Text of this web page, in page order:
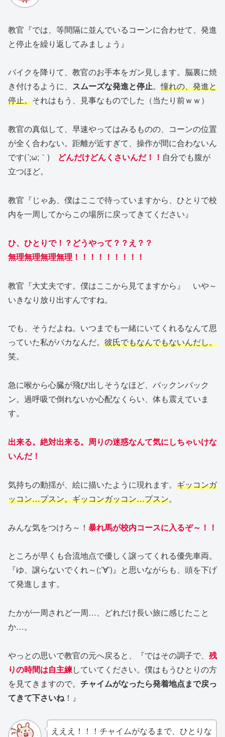
教官『では、等間隔に並んでいるコーンに合わせて、発進
と停止を繰り返してみましょう』
バイクを降りて、教官のお手本をガン見します。脳裏に焼
き付けるように、 スムーズな発進と停止。憧れの、発進と
停止。それはもう、見事なものでした（当たり前ｗｗ）
教官の真似して、早速やってはみるものの、コーンの位置
が全く合わない。距離が近すぎて、操作が間に合わないん
です(´;ω;｀) どんだけどんくさいんだ！！ 自分でも腹が
立つほど。
教官『じゃあ、僕はここで待っていますから、ひとりで校
内を一周してからこの場所に戻ってきてください』
ひ、ひとりで！？どうやって？？え？？
無理無理無理無理！！！！！！！！！
教官『大丈夫です。僕はここから見てますから』 いや～
いきなり放り出すんですね。
でも、そうだよね。いつまでも一緒にいてくれるなんて思
っていた私がバカなんだ。 彼氏でもなんでもないんだし。
笑。
急に喉から心臓が飛び出しそうなほど、バックンバック
ン。過呼吸で倒れないか心配なくらい、体も震えていま
す。
出来る。絶対出来る。周りの迷惑なんて気にしちゃいけな
いんだ！
気持ちの動揺が、絵に描いたように現れます。 ギッコンガ
ッコン…プスン。ギッコンガッコン…プスン。
みんな気をつけろ～！ 暴れ馬が校内コースに入るぞ～！！
ところが早くも合流地点で優しく譲ってくれる優先車両。
『ゆ、譲らないでくれ～(;’∀’)』と思いながらも、頭を下げ
て発進します。
たかが一周されど一周…、どれだけ長い旅に感じたこと
か…。
やっとの思いで教官の元へ戻ると、『ではその調子で、 残
りの時間は自主練していてください。僕はもうひとりの方
を見てきますので。 チャイムがなったら発着地点まで戻っ
てきて下さいね！』
えええ！！！チャイムがなるまで、ひとりな